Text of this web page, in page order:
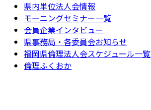
県内単位法人会情報
モーニングセミナー一覧
会員企業インタビュー
県事務局・各委員会お知らせ
福岡県倫理法人会スケジュール一覧
倫理ふくおか